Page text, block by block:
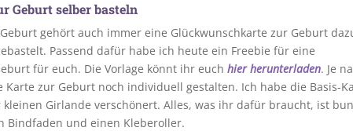
Geburt selber basteln
gehört auch immer eine Glückwunschkarte zur Geburt
Passend dafür habe ich heute ein Freebie für eine
für euch. Die Vorlage könnt ihr euch hier herunterladen. Je
Karte zur Geburt noch individuell gestalten. Ich habe die Basis-
Girlande verschönert. Alles, was ihr dafür braucht, ist
Bindfaden und einen Kleberoller.